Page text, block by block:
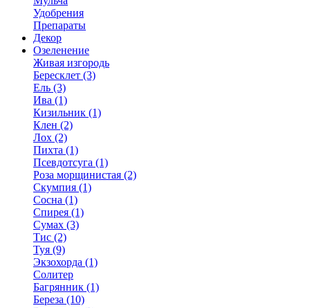
Удобрения
Препараты
Декор
Озеленение
Живая изгородь
Бересклет (3)
Ель (3)
Ива (1)
Кизильник (1)
Клен (2)
Лох (2)
Пихта (1)
Псевдотсуга (1)
Роза морщинистая (2)
Скумпия (1)
Сосна (1)
Спирея (1)
Сумах (3)
Тис (2)
Туя (9)
Экзохорда (1)
Солитер
Багрянник (1)
Береза (10)